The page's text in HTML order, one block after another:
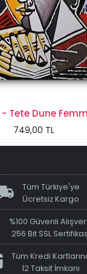
Tete Dune
749,00 TL
Tüm Türkiye'ye
Ücretsiz Kargo
%100 Güvenli
256 Bit SSL
Tüm Kredi
12 Taksit İmkanı